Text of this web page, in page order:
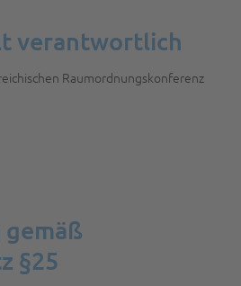
verantwortlich
Raumordnungskonferenz
§25